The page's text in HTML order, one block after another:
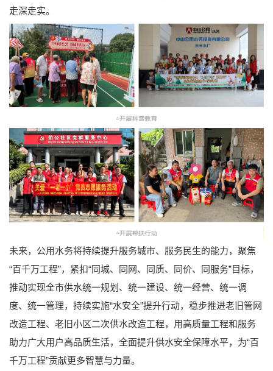
走深走实。
未来，公用水务将持续提升服务城市、服务民生的能力，聚焦
“百千万工程”，紧扣“同城、同网、同质、同价、同服务”目标，
推动实现全市供水统一规划、统一建设、统一经营、统一调
度、统一管理，持续实施“水安全”提升行动，稳步推进老旧管网
改造工程、老旧小区二次供水改造工程，用高质量工程和服务
助力广大用户高品质生活，全面提升供水安全保障水平，为“百
千万工程”贡献更多智慧与力量。